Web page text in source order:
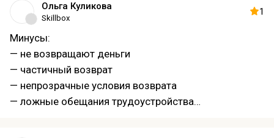
— отсутствие консультации
— пренебрежительное отношение к клиентам
— потеря потенциальных продаж
— трата времени клиента
Ольга Куликова
Skillbox
1
Минусы:
— не возвращают деньги
— частичный возврат
— непрозрачные условия возврата
— ложные обещания трудоустройства